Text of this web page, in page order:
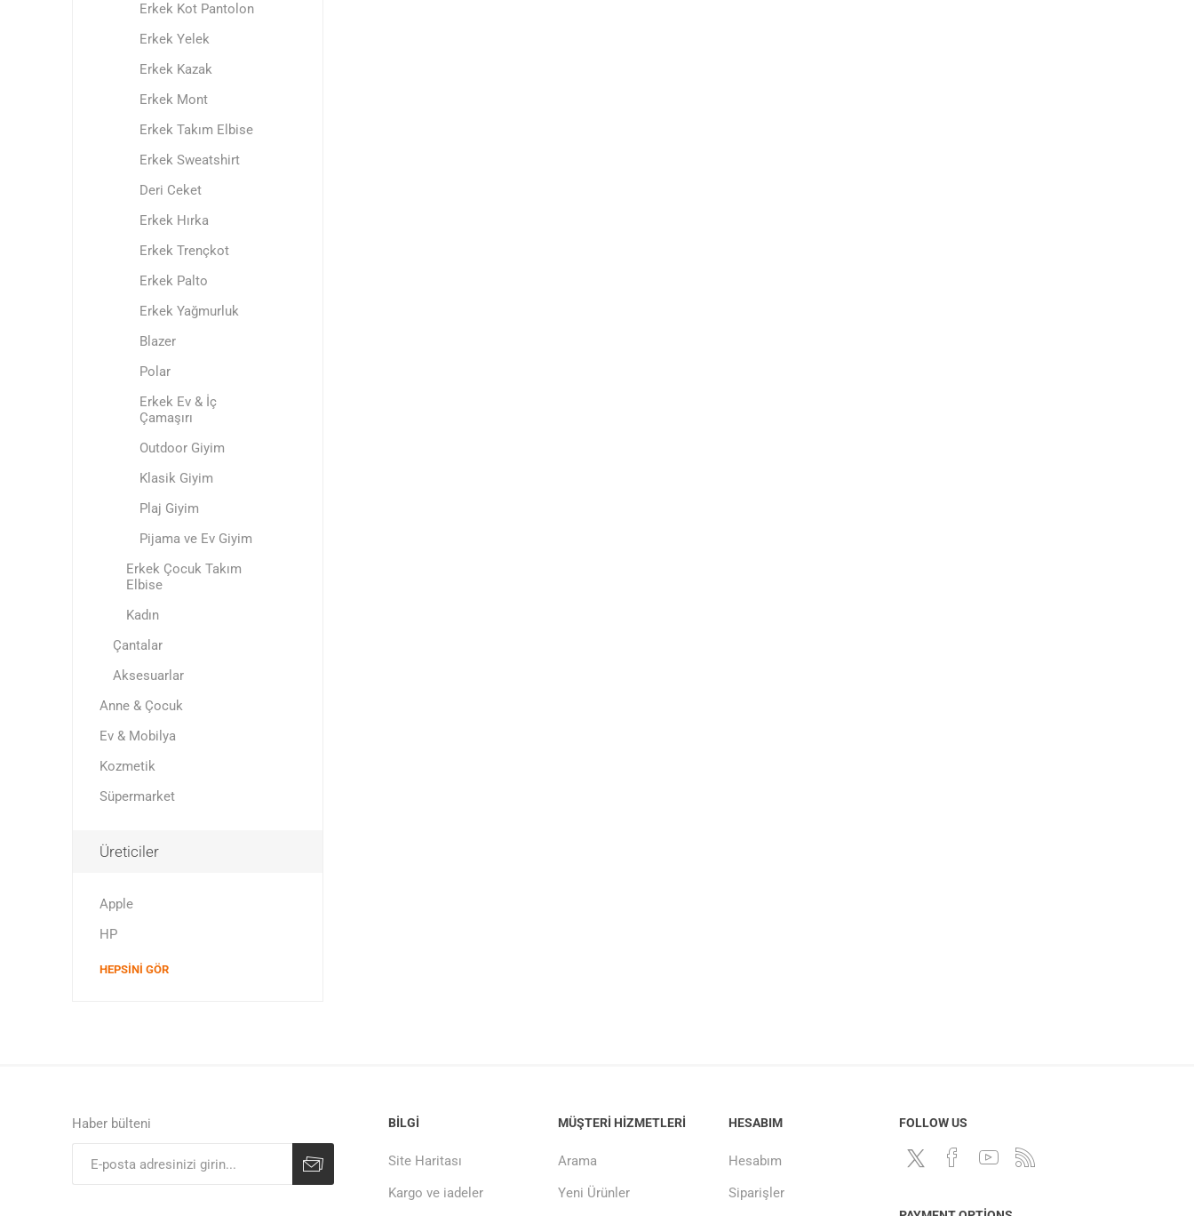
Erkek Kot Pantolon
Erkek Yelek
Erkek Kazak
Erkek Mont
Erkek Takım Elbise
Erkek Sweatshirt
Deri Ceket
Erkek Hırka
Erkek Trençkot
Erkek Palto
Erkek Yağmurluk
Blazer
Polar
Erkek Ev & İç
Çamaşırı
Outdoor Giyim
Klasik Giyim
Plaj Giyim
Pijama ve Ev Giyim
Erkek Çocuk Takım
Elbise
Kadın
Çantalar
Aksesuarlar
Anne & Çocuk
Ev & Mobilya
Kozmetik
Süpermarket
Üreticiler
Apple
HP
HEPSINI GÖR
Haber bülteni BILGI
Site Haritası
Kargo ve iadeler
MÜŞTERI HIZMETLERI
Arama
Yeni Ürünler
HESABIM
Hesabım
Siparişler
FOLLOW US